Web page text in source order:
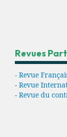
Revues
- Revue
- Revue
- Revue du